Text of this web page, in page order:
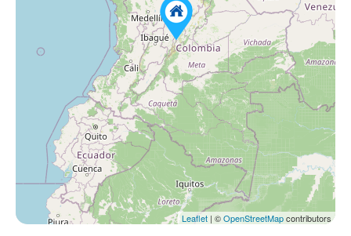
Leaflet | ©OpenStreetMapcontributors